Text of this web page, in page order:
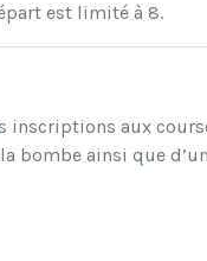
est limité à 8.
aux
bombe ainsi que